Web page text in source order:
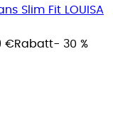
Slim Fit LOUISA
€Rabatt- 30 %